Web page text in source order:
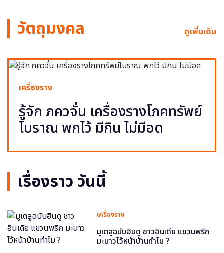
วัตถุมงคล ดูเพิ่มเติม
เครื่องราง
รู้จัก ภควจั่น เครื่องรางโภคทรัพย์
โบราณ พกไว้ มีกิน ไม่มีอด
เรื่องราว วันนี้
เครื่องราง
มูเตลูฉบับฮินดู ชาวอินเดีย แขวนพริก
มะนาวไว้หน้าบ้านทำไม ?